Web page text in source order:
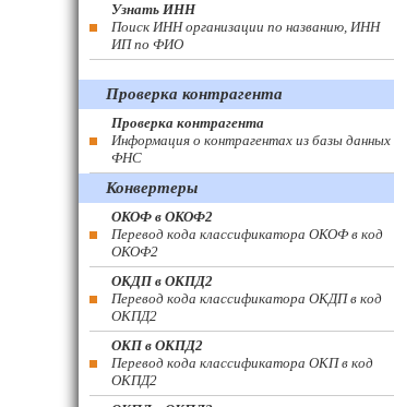
Узнать ИНН
Поиск ИНН организации по названию, ИНН
ИП по ФИО
Проверка контрагента
Проверка контрагента
Информация о контрагентах из базы данных
ФНС
Конвертеры
ОКОФ в ОКОФ2
Перевод кода классификатора ОКОФ в код
ОКОФ2
ОКДП в ОКПД2
Перевод кода классификатора ОКДП в код
ОКПД2
ОКП в ОКПД2
Перевод кода классификатора ОКП в код
ОКПД2